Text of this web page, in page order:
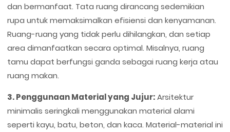
dan bermanfaat. Tata ruang dirancang sedemikian
rupa untuk memaksimalkan efisiensi dan kenyamanan.
Ruang-ruang yang tidak perlu dihilangkan, dan setiap
area dimanfaatkan secara optimal. Misalnya, ruang
tamu dapat berfungsi ganda sebagai ruang kerja atau
ruang makan.
3. Penggunaan Material yang Jujur:Arsitektur
minimalis seringkali menggunakan material alami
seperti kayu, batu, beton, dan kaca. Material-material ini